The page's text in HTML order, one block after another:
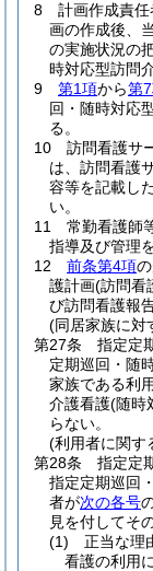
8
計画作成責
画の作成後、
の実施状況の
時対応型訪問
9
第1項から第
回・随時対応
る。
10
訪問看護サ
は、訪問看護
容等を記載し
い。
11
常勤看護師
指導及び管理
12
前条第4項
護計画(訪問看
び訪問看護報
(同居家族に対
第27条
指定定
定期巡回・随
家族である利
介護看護(随時
らない。
(利用者に関す
第28条
指定定
指定定期巡回
者が次の各号
見を付してそ
(1)
正当な理
看護の利用